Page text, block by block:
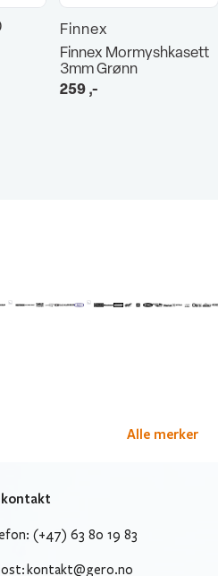
Finnex
Finnex Mormyshkasett
3mm Grønn
259,-
Alle merker
(+47) 63 80 19 83
kontakt@gero.no